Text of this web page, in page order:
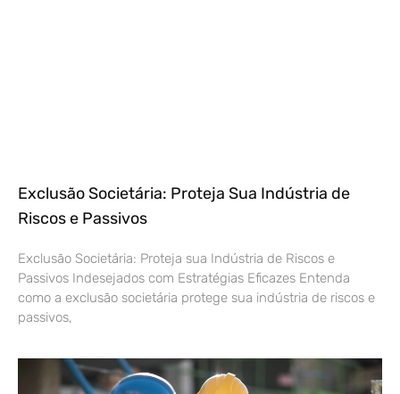
Exclusão Societária: Proteja Sua Indústria de
Riscos e Passivos
Exclusão Societária: Proteja sua Indústria de Riscos e
Passivos Indesejados com Estratégias Eficazes Entenda
como a exclusão societária protege sua indústria de riscos e
passivos,